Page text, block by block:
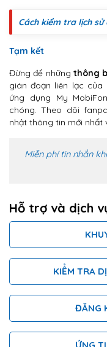
Cách kiểm tra lịch sử
Tạm kết
Đừng để những thông
gián đoạn liên lạc của
ứng dụng My
chóng. Theo dõi
nhật thông tin mới nhất
Miễn phí tin nhắn
Hỗ trợ và dịch
KIỂM TRA
ĐĂNG